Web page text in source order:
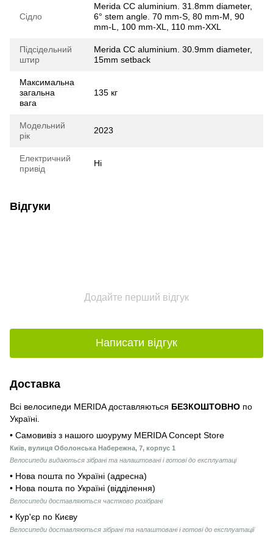
Сідло
Merida CC aluminium. 31.8mm diameter,
6° stem angle. 70 mm-S, 80 mm-M, 90
mm-L, 100 mm-XL, 110 mm-XXL
Підсідельний
штир
Merida CC aluminium. 30.9mm diameter,
15mm setback
Максимальна
загальна
вага
135 кг
Модельний
рік
2023
Електричний
привід
Ні
Відгуки
Додайте перший відгук
Написати відгук
Доставка
Всі велосипеди MERIDA доставляються БЕЗКОШТОВНО по
Україні.
• Самовивіз з нашого шоуруму MERIDA Concept Store
Київ, вулиця Оболонська Набережна, 7, корпус 1
Велосипеди видаються зібрані та налаштовані і готові до експлуатаці
• Нова пошта по Україні (адресна)
• Нова пошта по Україні (відділення)
Велосипеди доставляються частково розібрані
• Кур'єр по Києву
Велосипеди доставляються зібрані та налаштовані і готові до експлуатації